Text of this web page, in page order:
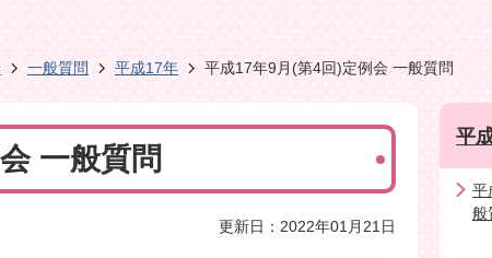
一般質問 平成17年 平成17年9月(第4回)定例会 一般質問
一般質問
更新日：2022年01月21日
平
平
般